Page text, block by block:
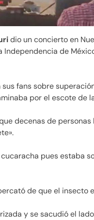
dio un concierto en
de
fans sobre
por el escote de
decenas de
pues estaba
de que el insecto
y se sacudió el